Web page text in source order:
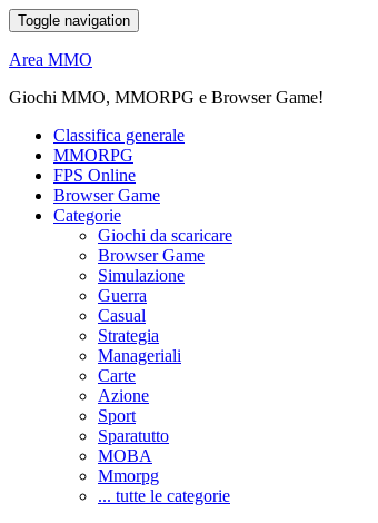
Toggle navigation
Area MMO
Giochi MMO, MMORPG e Browser Game!
Classifica generale
MMORPG
FPS Online
Browser Game
Categorie
Giochi da scaricare
Browser Game
Simulazione
Guerra
Casual
Strategia
Manageriali
Carte
Azione
Sport
Sparatutto
MOBA
Mmorpg
... tutte le categorie